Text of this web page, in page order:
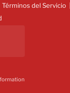
Términos del Servicio